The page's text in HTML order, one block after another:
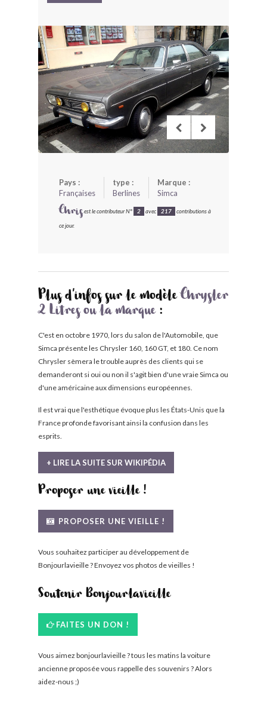
BONJOURLAVIEILLE ?
MODÈLES ET MARQUES
COMMENT FONCTIONNE BLV ?
Pays :
Françaises
type :
Berlines
Marque :
Simca
Chrisest le contributeur N° 2 avec 217 contributions à
ce jour.
Plus d'infos sur le modèleChrysler
2 Litres ou la marque:
C'est en octobre 1970, lors du salon de l'Automobile, que
Simca présente les Chrysler 160, 160 GT, et 180. Ce nom
Chrysler sèmera le trouble auprès des clients qui se
demanderont si oui ou non il s'agit bien d'une vraie Simca ou
d'une américaine aux dimensions européennes.
Il est vrai que l'esthétique évoque plus les États-Unis que la
France profonde favorisant ainsi la confusion dans les
esprits.
+ LIRE LA SUITE SUR WIKIPÉDIA
Proposer une vieille !
PROPOSER UNE VIEILLE !
Vous souhaitez participer au développement de
Bonjourlavieille ? Envoyez vos photos de vieilles !
Soutenir Bonjourlavieille
FAITES UN DON !
Vous aimez bonjourlavieille ? tous les matins la voiture
ancienne proposée vous rappelle des souvenirs ? Alors
aidez-nous ;)